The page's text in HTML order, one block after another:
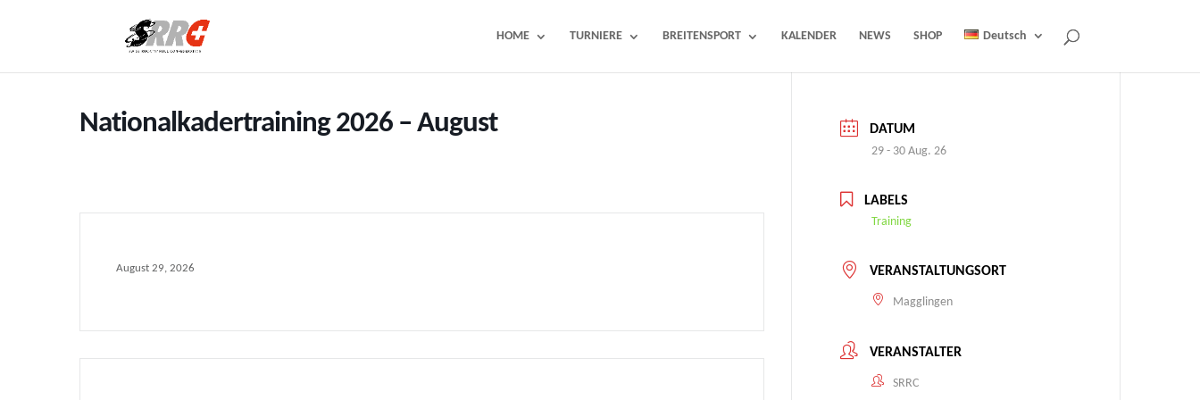
HOME TURNIERE BREITENSPORT KALENDER NEWS SHOP Deutsch
Nationalkadertraining 2026 – August
August 29, 2026
DATUM
29 - 30 Aug. 26
LABELS
Training
VERANSTALTUNGSORT
Magglingen
VERANSTALTER
SRRC